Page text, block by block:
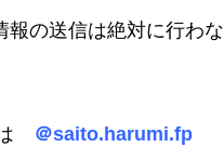
の送信は絶対に行わな
＠saito.harumi.fp